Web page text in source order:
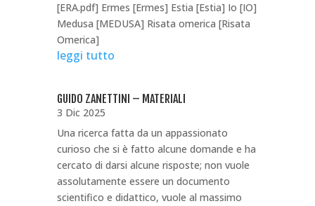
[ERA.pdf] Ermes [Ermes] Estia [Estia] Io [IO]
Medusa [MEDUSA] Risata omerica [Risata
Omerica]
leggi tutto
GUIDO ZANETTINI – MATERIALI
3 Dic 2025
Una ricerca fatta da un appassionato
curioso che si è fatto alcune domande e ha
cercato di darsi alcune risposte; non vuole
assolutamente essere un documento
scientifico e didattico, vuole al massimo